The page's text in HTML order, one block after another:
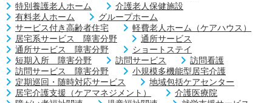
特別養護老人ホーム
介護老人保健施設
有料老人ホーム
グループホーム
サービス付き高齢者住宅
軽費老人ホーム（ケアハウス）
居宅系サービス 障害分野
通所サービス
通所サービス 障害分野
ショートステイ
短期入所 障害分野
訪問サービス
訪問看護
訪問サービス 障害分野
小規模多機能型居宅介護
定期巡回・随時対応サービス
地域包括ケアセンター
居宅介護支援（ケアマネジメント）
介護医療院